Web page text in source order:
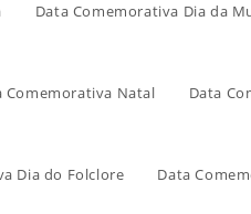
Data Comemorativa Dia da
Comemorativa Natal Data
Dia do Folclore Data